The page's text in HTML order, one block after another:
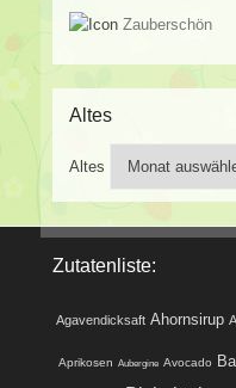
Zauberschön
Altes
Altes
Zutatenliste:
Agavendicksaft Ahornsirup
Aprikosen Aubergine Avocado